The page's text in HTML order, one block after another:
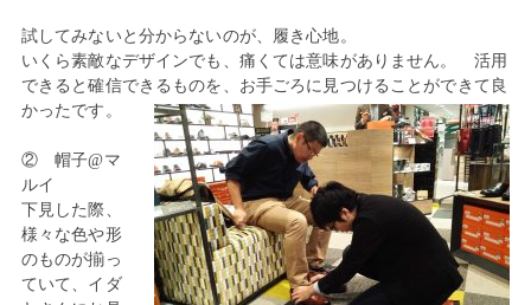
試してみないと分からないのが、履き心地。
いくら素敵なデザインでも、痛くては意味がありません。 活用
できると確信できるものを、お手ごろに見つけることができて良
かったです。
② 帽子@マ
ルイ
下見した際、
様々な色や形
のものが揃っ
ていて、イダ